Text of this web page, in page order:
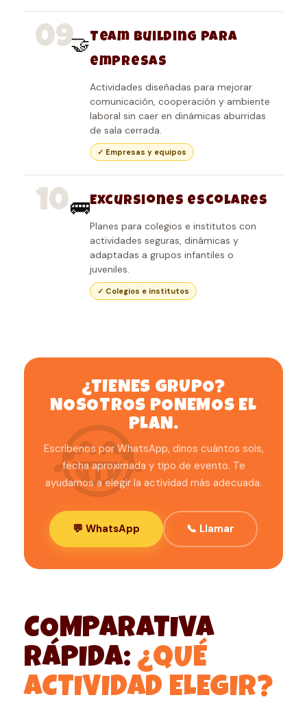
09🤝Team Building para
empresas
Actividades diseñadas para mejorar
comunicación, cooperación y ambiente
laboral sin caer en dinámicas aburridas
de sala cerrada.
✓ Empresas y equipos
10🚌Excursiones escolares
Planes para colegios e institutos con
actividades seguras, dinámicas y
adaptadas a grupos infantiles o
juveniles.
✓ Colegios e institutos
¿TIENES GRUPO?
NOSOTROS PONEMOS EL
PLAN.
Escríbenos por WhatsApp, dinos cuántos sois,
fecha aproximada y tipo de evento. Te
ayudamos a elegir la actividad más adecuada.
💬 WhatsApp 📞 Llamar
COMPARATIVA
RÁPIDA: ¿QUÉ
ACTIVIDAD ELEGIR?